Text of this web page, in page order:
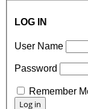
LOG IN
User Name
Password
Remember